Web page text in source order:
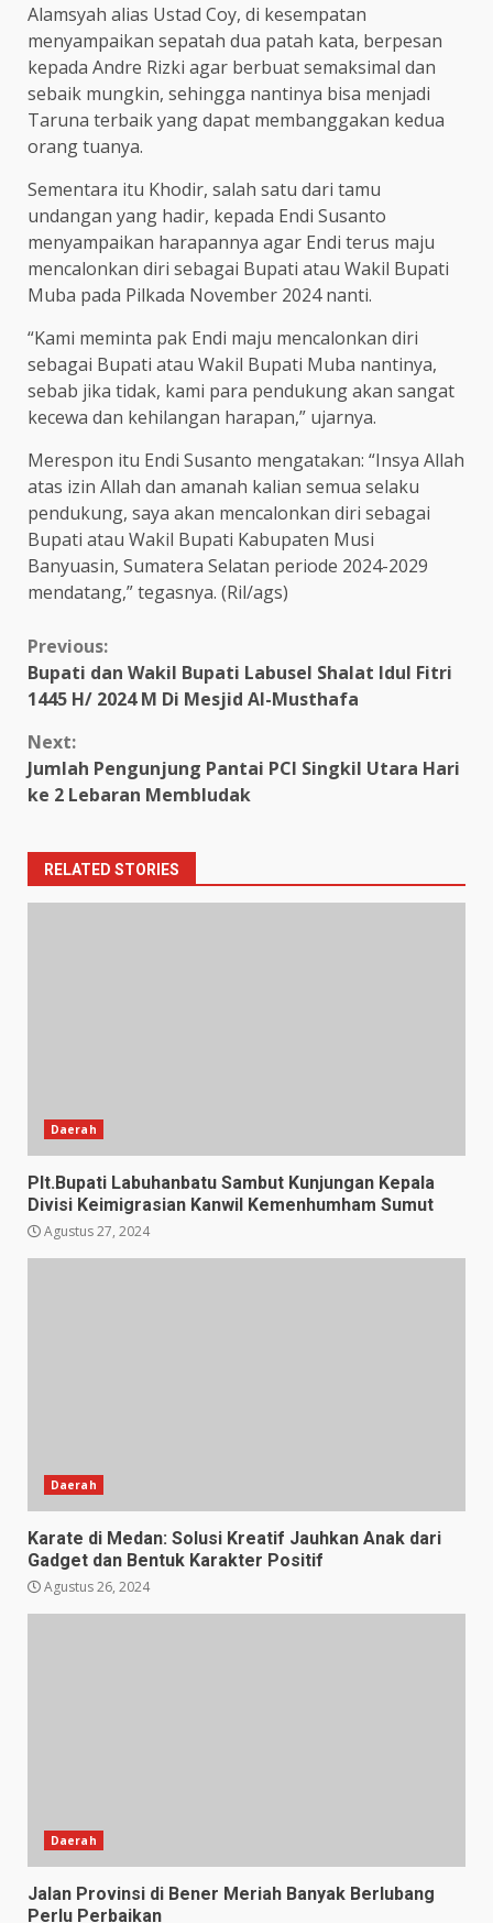
Alamsyah alias Ustad Coy, di kesempatan
menyampaikan sepatah dua patah kata, berpesan
kepada Andre Rizki agar berbuat semaksimal dan
sebaik mungkin, sehingga nantinya bisa menjadi
Taruna terbaik yang dapat membanggakan kedua
orang tuanya.
Sementara itu Khodir, salah satu dari tamu
undangan yang hadir, kepada Endi Susanto
menyampaikan harapannya agar Endi terus maju
mencalonkan diri sebagai Bupati atau Wakil Bupati
Muba pada Pilkada November 2024 nanti.
“Kami meminta pak Endi maju mencalonkan diri
sebagai Bupati atau Wakil Bupati Muba nantinya,
sebab jika tidak, kami para pendukung akan sangat
kecewa dan kehilangan harapan,” ujarnya.
Merespon itu Endi Susanto mengatakan: “Insya Allah
atas izin Allah dan amanah kalian semua selaku
pendukung, saya akan mencalonkan diri sebagai
Bupati atau Wakil Bupati Kabupaten Musi
Banyuasin, Sumatera Selatan periode 2024-2029
mendatang,” tegasnya. (Ril/ags)
Continue
Reading
Previous:
Bupati dan Wakil Bupati Labusel Shalat Idul Fitri
1445 H/ 2024 M Di Mesjid Al-Musthafa
Next:
Jumlah Pengunjung Pantai PCI Singkil Utara Hari
ke 2 Lebaran Membludak
RELATED STORIES
Daerah
Plt.Bupati Labuhanbatu Sambut Kunjungan Kepala
Divisi Keimigrasian Kanwil Kemenhumham Sumut
Agustus 27, 2024
Daerah
Karate di Medan: Solusi Kreatif Jauhkan Anak dari
Gadget dan Bentuk Karakter Positif
Agustus 26, 2024
Daerah
Jalan Provinsi di Bener Meriah Banyak Berlubang
Perlu Perbaikan